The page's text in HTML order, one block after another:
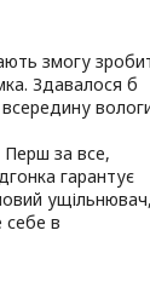
змогу
Здавалося б
Перш за все,
гарантує
ущільнювач,
себе в